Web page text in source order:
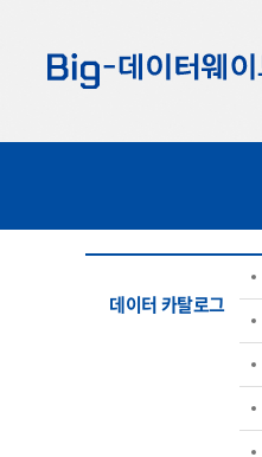
기
기
기
데이터 카탈로그